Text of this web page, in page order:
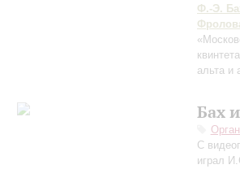
Ф.-Э.
альта и
Бах
С
играл